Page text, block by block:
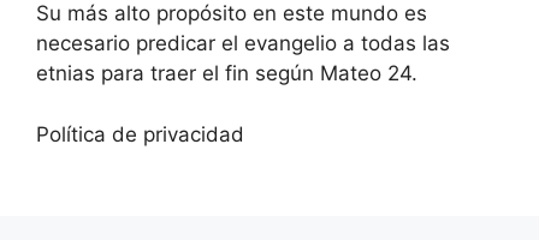
Su más alto propósito en este mundo es
necesario predicar el evangelio a todas las
etnias para traer el fin según Mateo 24.
Política de privacidad